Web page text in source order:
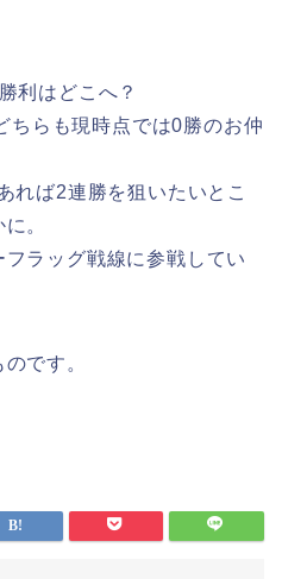
利はどこへ？
ちらも現時点では0勝のお仲
れば2連勝を狙いたいとこ
。
ラッグ戦線に参戦してい
です。